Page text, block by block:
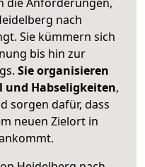
nach
Sie kümmern sich
bis hin zur
Sie organisieren
und Habseligkeiten,
sorgen dafür, dass
neuen Zielort in